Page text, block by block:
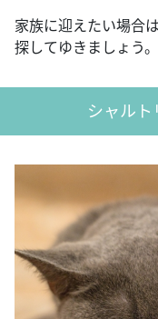
家族に迎えたい場合
探してゆきましょう。
シャル